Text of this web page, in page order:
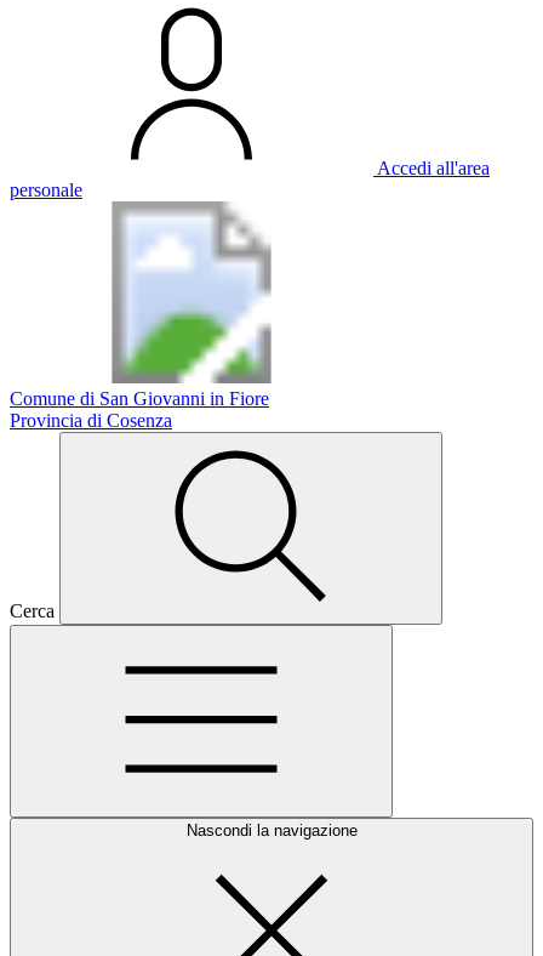
Accedi all'area
personale
Comune di San Giovanni in Fiore
Provincia di Cosenza
Cerca
Nascondi la navigazione